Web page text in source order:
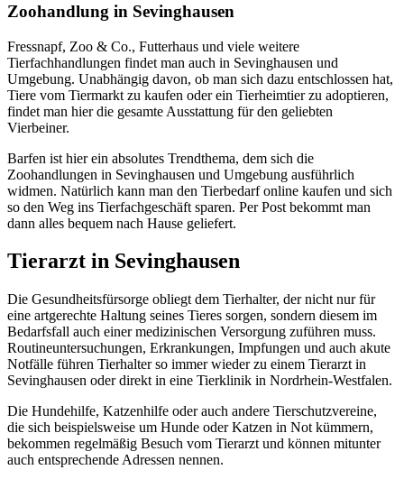
Zoohandlung in Sevinghausen
Fressnapf, Zoo & Co., Futterhaus und viele weitere
Tierfachhandlungen findet man auch in Sevinghausen und
Umgebung. Unabhängig davon, ob man sich dazu entschlossen hat,
Tiere vom Tiermarkt zu kaufen oder ein Tierheimtier zu adoptieren,
findet man hier die gesamte Ausstattung für den geliebten
Vierbeiner.
Barfen ist hier ein absolutes Trendthema, dem sich die
Zoohandlungen in Sevinghausen und Umgebung ausführlich
widmen. Natürlich kann man den Tierbedarf online kaufen und sich
so den Weg ins Tierfachgeschäft sparen. Per Post bekommt man
dann alles bequem nach Hause geliefert.
Tierarzt in Sevinghausen
Die Gesundheitsfürsorge obliegt dem Tierhalter, der nicht nur für
eine artgerechte Haltung seines Tieres sorgen, sondern diesem im
Bedarfsfall auch einer medizinischen Versorgung zuführen muss.
Routineuntersuchungen, Erkrankungen, Impfungen und auch akute
Notfälle führen Tierhalter so immer wieder zu einem Tierarzt in
Sevinghausen oder direkt in eine Tierklinik in Nordrhein-Westfalen.
Die Hundehilfe, Katzenhilfe oder auch andere Tierschutzvereine,
die sich beispielsweise um Hunde oder Katzen in Not kümmern,
bekommen regelmäßig Besuch vom Tierarzt und können mitunter
auch entsprechende Adressen nennen.